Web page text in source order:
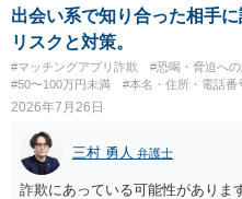
出会い系で知り合った相手
リスクと対策。
#マッチングアプリ詐欺 #恐喝・脅迫へ
#50〜100万円未満
#本名・住所・電話番
2026年7月26日
三村 勇人 弁護士
詐欺にあっている可能性がありま